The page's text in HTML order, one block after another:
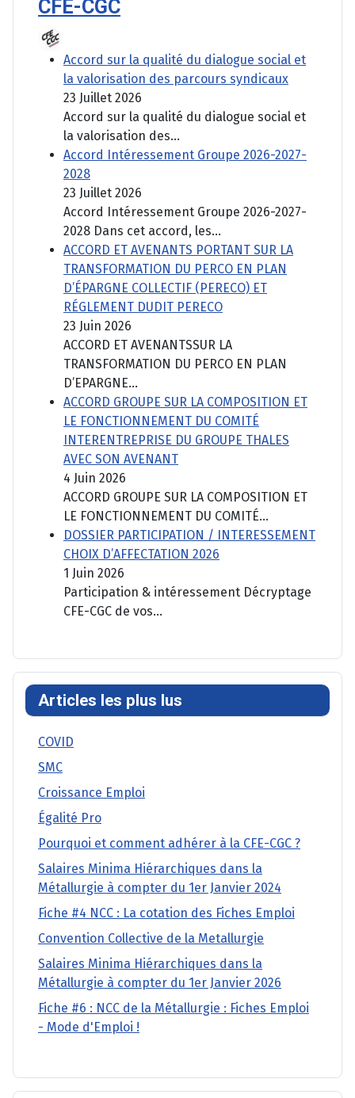
CFE-CGC
Accord sur la qualité du dialogue social et
la valorisation des parcours syndicaux
23 Juillet 2026
Accord sur la qualité du dialogue social et
la valorisation des...
Accord Intéressement Groupe 2026-2027-
2028
23 Juillet 2026
Accord Intéressement Groupe 2026-2027-
2028 Dans cet accord, les...
ACCORD ET AVENANTS PORTANT SUR LA
TRANSFORMATION DU PERCO EN PLAN
D’ÉPARGNE COLLECTIF (PERECO) ET
RÉGLEMENT DUDIT PERECO
23 Juin 2026
ACCORD ET AVENANTSSUR LA
TRANSFORMATION DU PERCO EN PLAN
D’EPARGNE...
ACCORD GROUPE SUR LA COMPOSITION ET
LE FONCTIONNEMENT DU COMITÉ
INTERENTREPRISE DU GROUPE THALES
AVEC SON AVENANT
4 Juin 2026
ACCORD GROUPE SUR LA COMPOSITION ET
LE FONCTIONNEMENT DU COMITÉ...
DOSSIER PARTICIPATION / INTERESSEMENT
CHOIX D’AFFECTATION 2026
1 Juin 2026
Participation & intéressement Décryptage
CFE-CGC de vos...
Articles les plus lus
COVID
SMC
Croissance Emploi
Égalité Pro
Pourquoi et comment adhérer à la CFE-CGC ?
Salaires Minima Hiérarchiques dans la
Métallurgie à compter du 1er Janvier 2024
Fiche #4 NCC : La cotation des Fiches Emploi
Convention Collective de la Metallurgie
Salaires Minima Hiérarchiques dans la
Métallurgie à compter du 1er Janvier 2026
Fiche #6 : NCC de la Métallurgie : Fiches Emploi
- Mode d'Emploi !